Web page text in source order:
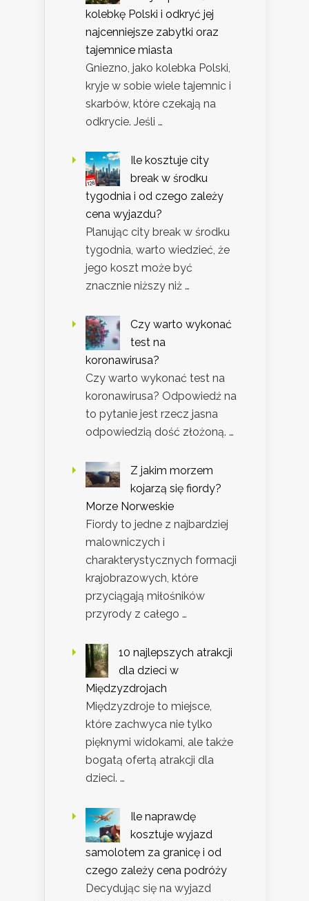
kolebkę Polski i odkryć jej
najcenniejsze zabytki oraz
tajemnice miasta
Gniezno, jako kolebka Polski,
kryje w sobie wiele tajemnic i
skarbów, które czekają na
odkrycie. Jeśli …
Ile kosztuje city
break w środku
tygodnia i od czego zależy
cena wyjazdu?
Planując city break w środku
tygodnia, warto wiedzieć, że
jego koszt może być
znacznie niższy niż …
Czy warto wykonać
test na
koronawirusa?
Czy warto wykonać test na
koronawirusa? Odpowiedź na
to pytanie jest rzecz jasna
odpowiedzią dość złożoną. …
Z jakim morzem
kojarzą się fiordy?
Morze Norweskie
Fiordy to jedne z najbardziej
malowniczych i
charakterystycznych formacji
krajobrazowych, które
przyciągają miłośników
przyrody z całego …
10 najlepszych atrakcji
dla dzieci w
Międzyzdrojach
Międzyzdroje to miejsce,
które zachwyca nie tylko
pięknymi widokami, ale także
bogatą ofertą atrakcji dla
dzieci. …
Ile naprawdę
kosztuje wyjazd
samolotem za granicę i od
czego zależy cena podróży
Decydując się na wyjazd